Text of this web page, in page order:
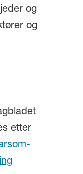
og
og
etter